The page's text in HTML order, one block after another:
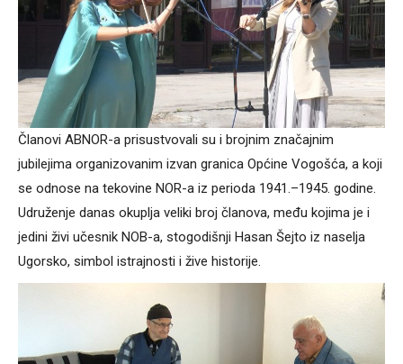
Članovi ABNOR-a prisustvovali su i brojnim značajnim
jubilejima organizovanim izvan granica Općine Vogošća, a koji
se odnose na tekovine NOR-a iz perioda 1941.–1945. godine.
Udruženje danas okuplja veliki broj članova, među kojima je i
jedini živi učesnik NOB-a, stogodišnji Hasan Šejto iz naselja
Ugorsko, simbol istrajnosti i žive historije.